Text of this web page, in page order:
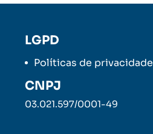
LGPD
Políticas de privacidade
CNPJ
03.021.597/0001-49